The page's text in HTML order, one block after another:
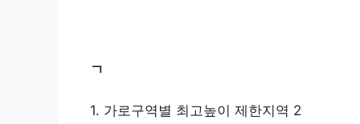
ㄱ
1. 가로구역별 최고높이 제한지역 2